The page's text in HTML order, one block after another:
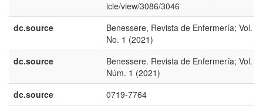
icle/view/3086/3046
dc.source
Benessere, Revista de Enfermería; Vol. 6
No. 1 (2021)
dc.source
Benessere. Revista de Enfermería; Vol. 6
Núm. 1 (2021)
dc.source
0719-7764